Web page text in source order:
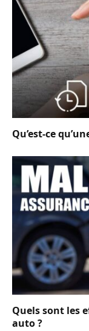
Qu’est-ce
Quels sont les
auto ?